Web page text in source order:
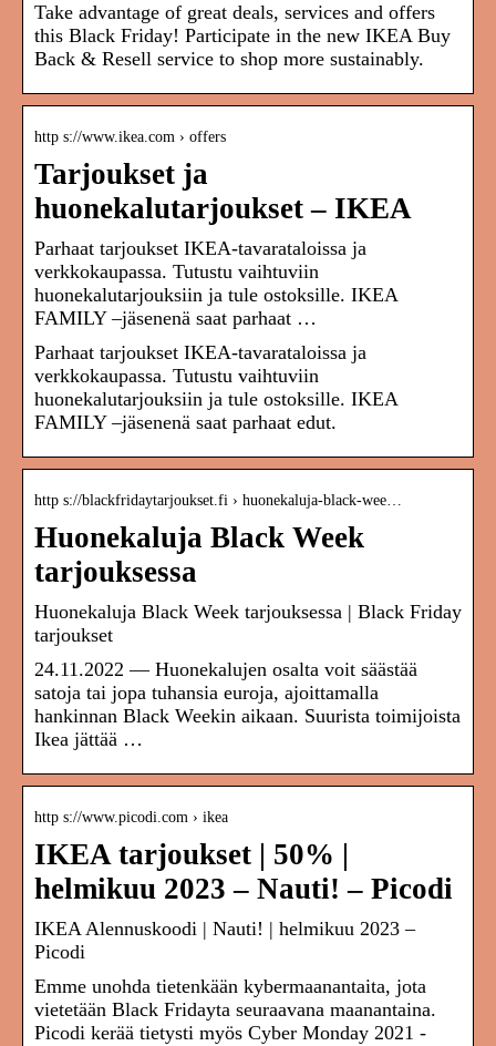
Take advantage of great deals, services and offers
this Black Friday! Participate in the new IKEA Buy
Back & Resell service to shop more sustainably.
http s://www.ikea.com › offers
Tarjoukset ja
huonekalutarjoukset – IKEA
Parhaat tarjoukset IKEA-tavarataloissa ja
verkkokaupassa. Tutustu vaihtuviin
huonekalutarjouksiin ja tule ostoksille. IKEA
FAMILY –jäsenenä saat parhaat …
Parhaat tarjoukset IKEA-tavarataloissa ja
verkkokaupassa. Tutustu vaihtuviin
huonekalutarjouksiin ja tule ostoksille. IKEA
FAMILY –jäsenenä saat parhaat edut.
http s://blackfridaytarjoukset.fi › huonekaluja-black-wee…
Huonekaluja Black Week
tarjouksessa
Huonekaluja Black Week tarjouksessa | Black Friday
tarjoukset
24.11.2022 — Huonekalujen osalta voit säästää
satoja tai jopa tuhansia euroja, ajoittamalla
hankinnan Black Weekin aikaan. Suurista toimijoista
Ikea jättää …
http s://www.picodi.com › ikea
IKEA tarjoukset | 50% |
helmikuu 2023 – Nauti! – Picodi
IKEA Alennuskoodi | Nauti! | helmikuu 2023 –
Picodi
Emme unohda tietenkään kybermaanantaita, jota
vietetään Black Fridayta seuraavana maanantaina.
Picodi kerää tietysti myös Cyber Monday 2021 -